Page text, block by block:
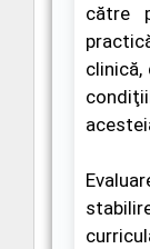
către
clinică,